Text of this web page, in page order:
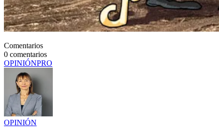
Comentarios
0 comentarios
OPINIÓNPRO
OPINIÓN